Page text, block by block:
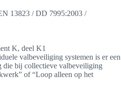
13823 / DD 7995:2003 /
K, deel K1
valbeveiliging systemen is er een
die bij collectieve valbeveiliging
of “Loop alleen op het